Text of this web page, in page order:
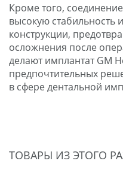
Кроме того,
высокую стабильность
конструкции,
осложнения после
делают имплантат GM
предпочтительных
в сфере дентальной
ТОВАРЫ ИЗ ЭТОГО